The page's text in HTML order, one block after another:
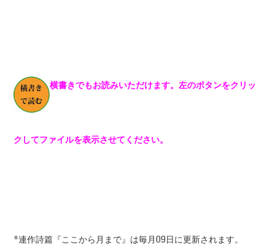
横書きでもお読みいただけます。左のボタンをクリッ
クしてファイルを表示させてください。
*連作詩篇『ここから月まで』は毎月09日に更新されます。